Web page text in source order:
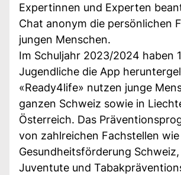
Expertinnen und Experten
Chat anonym die persönlichen
jungen Menschen.
Im Schuljahr 2023/2024 haben
Jugendliche die App
«Ready4life» nutzen junge
ganzen Schweiz sowie in
Österreich. Das
von zahlreichen Fachstellen wie
Gesundheitsförderung Schweiz,
Juventute und